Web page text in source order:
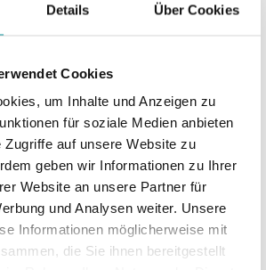
Details Über Cookies
Cookies
um Inhalte und Anzeigen zu
für soziale Medien anbieten
Zugriffe auf unsere Website zu
geben wir Informationen zu Ihrer
Website an unsere Partner für
und Analysen weiter. Unsere
Informationen möglicherweise mit
die Sie ihnen bereitgestellt
Dreumex Eco